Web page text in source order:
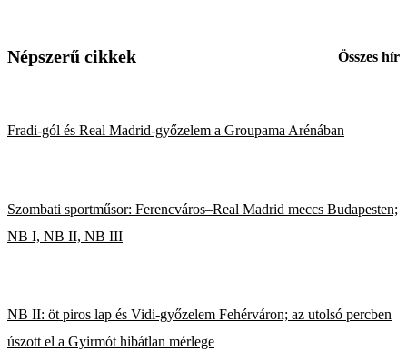
Népszerű cikkek Összes hír
Fradi-gól és Real Madrid-győzelem a Groupama Arénában
Szombati sportműsor: Ferencváros–Real Madrid meccs Budapesten;
NB I, NB II, NB III
NB II: öt piros lap és Vidi-győzelem Fehérváron; az utolsó percben
úszott el a Gyirmót hibátlan mérlege